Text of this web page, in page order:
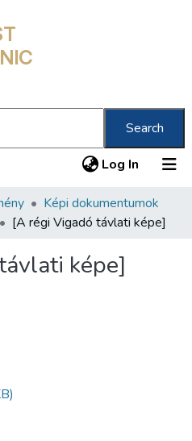
Search
Log In (current)
Képi dokumentumok
[A régi Vigadó távlati képe]
képe]